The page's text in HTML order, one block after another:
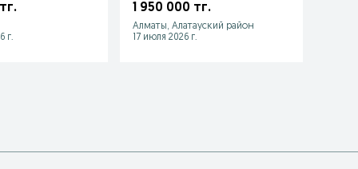
г.
Т 568
1 950 000 тг.
Алматы, Алатауский район
17 июля 2026 г.